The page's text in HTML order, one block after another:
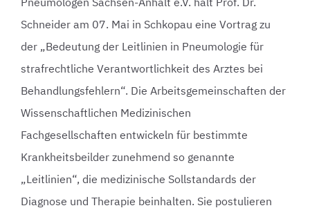
Schneider am 07. Mai in Schkopau eine Vortrag zu
der „Bedeutung der Leitlinien in Pneumologie für
strafrechtliche Verantwortlichkeit des Arztes bei
Behandlungsfehlern“. Die Arbeitsgemeinschaften der
Wissenschaftlichen Medizinischen
Fachgesellschaften entwickeln für bestimmte
Krankheitsbeilder zunehmend so genannte
„Leitlinien“, die medizinische Sollstandards der
Diagnose und Therapie beinhalten. Sie postulieren